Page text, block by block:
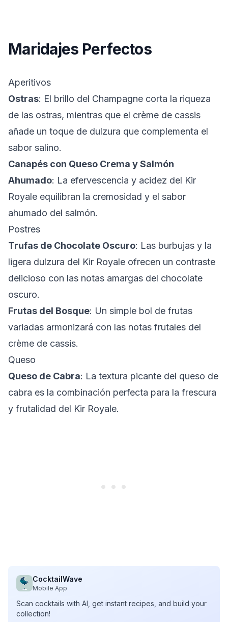
Maridajes Perfectos
Aperitivos
Ostras: El brillo del Champagne corta la riqueza
de las ostras, mientras que el crème de cassis
añade un toque de dulzura que complementa el
sabor salino.
Canapés con Queso Crema y Salmón
Ahumado: La efervescencia y acidez del Kir
Royale equilibran la cremosidad y el sabor
ahumado del salmón.
Postres
Trufas de Chocolate Oscuro: Las burbujas y la
ligera dulzura del Kir Royale ofrecen un contraste
delicioso con las notas amargas del chocolate
oscuro.
Frutas del Bosque: Un simple bol de frutas
variadas armonizará con las notas frutales del
crème de cassis.
Queso
Queso de Cabra: La textura picante del queso de
cabra es la combinación perfecta para la frescura
y frutalidad del Kir Royale.
CocktailWave
Mobile App
Scan cocktails with AI, get instant recipes, and build your
collection!